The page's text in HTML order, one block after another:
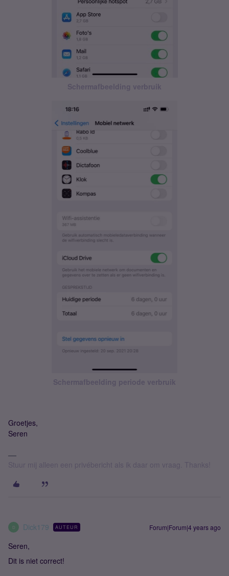
Schermafbeelding verbruik
Schermafbeelding periode verbruik
Groetjes,
Seren
Stuur mij alleen een privébericht als ik daar om vraag. Thanks!
D Dick179 AUTEUR Forum|Forum|4 years ago
Seren,
Dit is niet correct!